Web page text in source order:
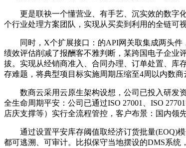
更是联袂一个懂营业、有手艺、沉实效的数字化
个行业处理方案团队，实现从买卖到利用的全链可
同时，X个扩展接口：的API网关取集成两头件
绩效评估削减了报酬客不雅判断，某跨国电子企业
拔。实现从经销商准入、合同办理、订单处置、库
存难题，将典型项目标实施周期压缩至4周以内数
数商云采用云原生架构设想，公司已投入研发资
全生命周期平安：公司已通过ISO 27001、ISO
店庆支撑等）实行全流程管控，客户布景：国内领
通过设置平安库存阈值取经济订货批量(EOQ)模
都可逃溯、可审计。比拟保守当地摆设的DMS系统